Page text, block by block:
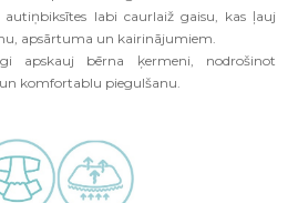
labi caurlaiž gaisu, kas ļauj
apsārtuma un kairinājumiem.
apskauj bērna ķermeni, nodrošinot
komfortablu piegulšanu.